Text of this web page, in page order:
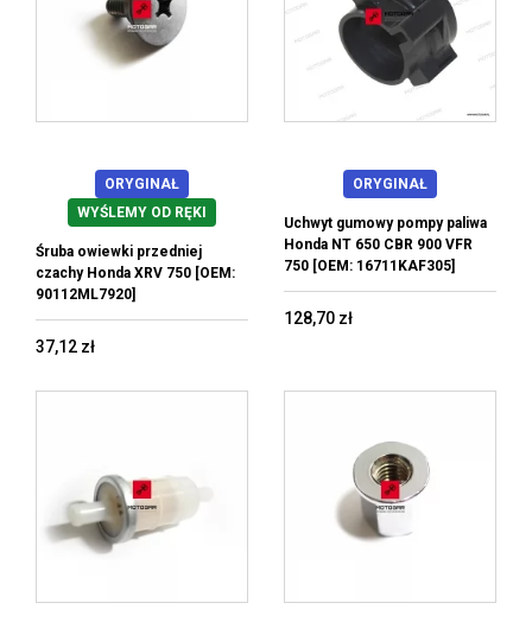
ORYGINAŁ
WYŚLEMY OD RĘKI
Śruba owiewki przedniej
czachy Honda XRV 750 [OEM:
90112ML7920]
37,12 zł
ORYGINAŁ
Uchwyt gumowy pompy paliwa
Honda NT 650 CBR 900 VFR
750 [OEM: 16711KAF305]
128,70 zł